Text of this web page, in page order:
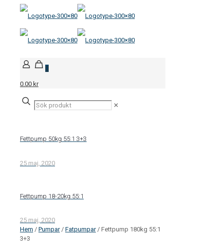
0
0.00 kr
✕
Fettpump 50kg 55:1 3+3
25 maj, 2020
Fettpump 18-20kg 55:1
25 maj, 2020
Hem / Pumpar/ Fatpumpar/ Fettpump 180kg 55:1
3+3